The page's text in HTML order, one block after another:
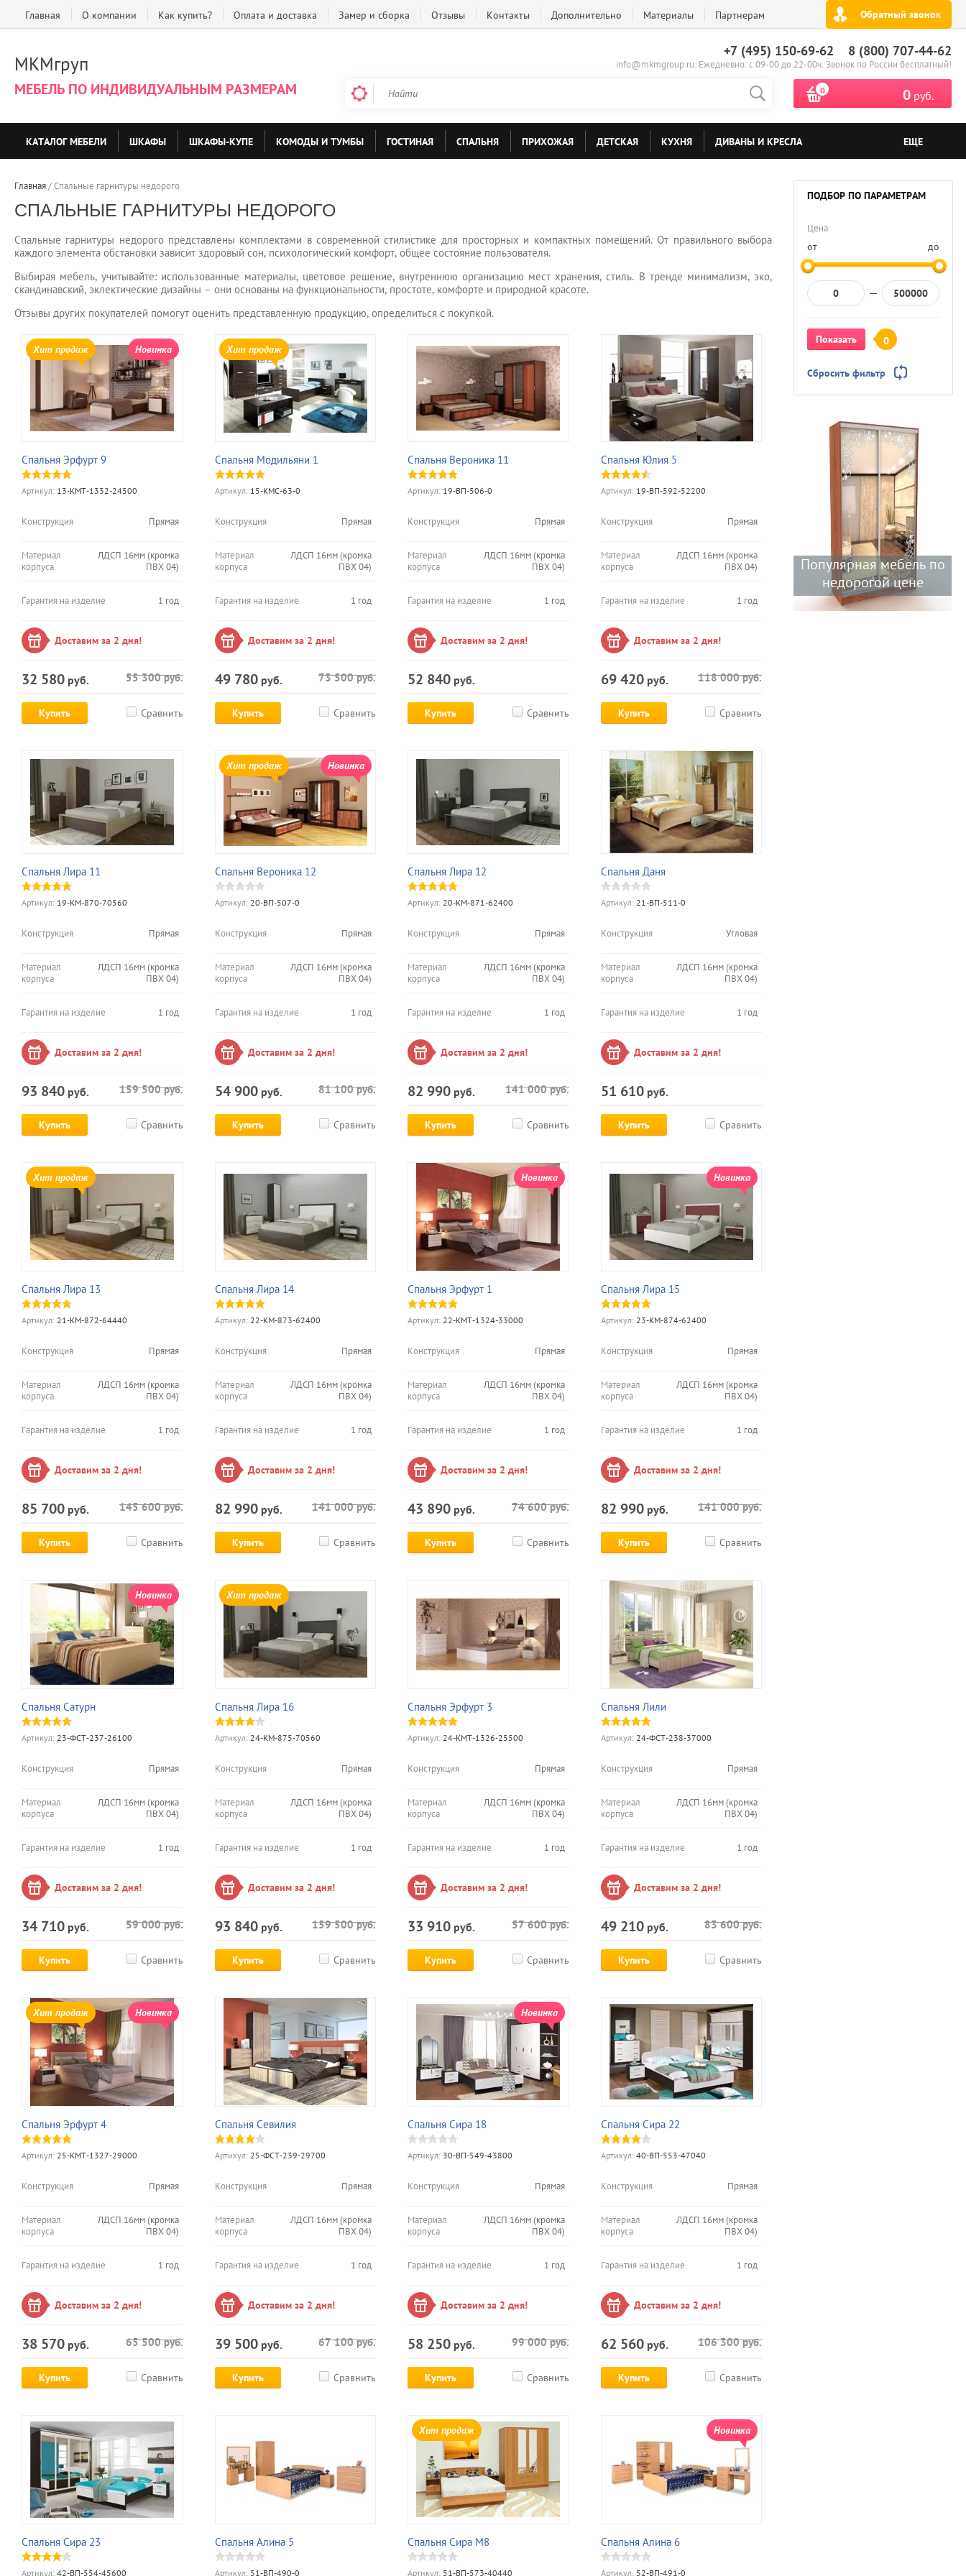
Главная О компании Как купить? Оплата и доставка Замер и сборка Отзывы Контакты Дополнительно Материалы Партнерам Обратный звонок
МКМгруп
МЕБЕЛЬ ПО ИНДИВИДУАЛЬНЫМ РАЗМЕРАМ
+7 (495) 150-69-62 8 (800) 707-44-62
info@mkmgroup.ru. Ежедневно: с 09-00 до 22-00ч. Звонок по России бесплатный!
0 0 руб.
КАТАЛОГ МЕБЕЛИ ШКАФЫ ШКАФЫ-КУПЕ КОМОДЫ И ТУМБЫ ГОСТИНАЯ СПАЛЬНЯ ПРИХОЖАЯ ДЕТСКАЯ КУХНЯ ДИВАНЫ И КРЕСЛА ЕЩЕ
ПОДБОР ПО ПАРАМЕТРАМ
Цена
от до
Показать 0
Сбросить фильтр
Популярная мебель по
недорогой цене
Главная / Спальные гарнитуры недорого
СПАЛЬНЫЕ ГАРНИТУРЫ НЕДОРОГО
Спальные гарнитуры недорого представлены комплектами в современной стилистике для просторных и компактных помещений. От правильного выбора
каждого элемента обстановки зависит здоровый сон, психологический комфорт, общее состояние пользователя.
Выбирая мебель, учитывайте: использованные материалы, цветовое решение, внутреннюю организацию мест хранения, стиль. В тренде минимализм, эко,
скандинавский, эклектические дизайны – они основаны на функциональности, простоте, комфорте и природной красоте.
Отзывы других покупателей помогут оценить представленную продукцию, определиться с покупкой.
Хит продаж Новинка
Спальня Эрфурт 9
Артикул: 13-КМТ-1332-24500
Конструкция Прямая
Материал
корпуса
ЛДСП 16мм (кромка
ПВХ 04)
Гарантия на изделие 1 год
Доставим за 2 дня!
32 580 руб. 55 300руб.
Купить Сравнить
Хит продаж
Спальня Модильяни 1
Артикул:15-КМС-63-0
Конструкция Прямая
Материал
корпуса
ЛДСП 16мм (кромка
ПВХ 04)
Гарантия на изделие 1 год
Доставим за 2 дня!
49 780руб. 73 500руб.
Купить Сравнить
Спальня Вероника 11
Артикул: 19-ВП-506-0
Конструкция Прямая
Материал
корпуса
ЛДСП 16мм (кромка
ПВХ 04)
Гарантия на изделие 1 год
Доставим за 2 дня!
52 840 руб.
Купить Сравнить
Спальня Юлия 5
Артикул:19-ВП-592-52200
Конструкция Прямая
Материал
корпуса
ЛДСП 16мм (кромка
ПВХ 04)
Гарантия на изделие 1 год
Доставим за 2 дня!
69 420руб. 118 000руб.
Купить Сравнить
Спальня Лира 11
Артикул: 19-КМ-870-70560
Конструкция Прямая
Материал
корпуса
ЛДСП 16мм (кромка
ПВХ 04)
Гарантия на изделие 1 год
Доставим за 2 дня!
93 840 руб. 159 500руб.
Купить Сравнить
Хит продаж Новинка
Спальня Вероника 12
Артикул:20-ВП-507-0
Конструкция Прямая
Материал
корпуса
ЛДСП 16мм (кромка
ПВХ 04)
Гарантия на изделие 1 год
Доставим за 2 дня!
54 900руб. 81 100руб.
Купить Сравнить
Спальня Лира 12
Артикул: 20-КМ-871-62400
Конструкция Прямая
Материал
корпуса
ЛДСП 16мм (кромка
ПВХ 04)
Гарантия на изделие 1 год
Доставим за 2 дня!
82 990 руб. 141 000руб.
Купить Сравнить
Спальня Даня
Артикул:21-ВП-511-0
Конструкция Угловая
Материал
корпуса
ЛДСП 16мм (кромка
ПВХ 04)
Гарантия на изделие 1 год
Доставим за 2 дня!
51 610руб.
Купить Сравнить
Хит продаж
Спальня Лира 13
Артикул: 21-КМ-872-64440
Конструкция Прямая
Материал
корпуса
ЛДСП 16мм (кромка
ПВХ 04)
Гарантия на изделие 1 год
Доставим за 2 дня!
85 700 руб. 145 600руб.
Купить Сравнить
Спальня Лира 14
Артикул:22-КМ-873-62400
Конструкция Прямая
Материал
корпуса
ЛДСП 16мм (кромка
ПВХ 04)
Гарантия на изделие 1 год
Доставим за 2 дня!
82 990руб. 141 000руб.
Купить Сравнить
Новинка
Спальня Эрфурт 1
Артикул: 22-КМТ-1324-33000
Конструкция Прямая
Материал
корпуса
ЛДСП 16мм (кромка
ПВХ 04)
Гарантия на изделие 1 год
Доставим за 2 дня!
43 890 руб. 74 600руб.
Купить Сравнить
Новинка
Спальня Лира 15
Артикул:23-КМ-874-62400
Конструкция Прямая
Материал
корпуса
ЛДСП 16мм (кромка
ПВХ 04)
Гарантия на изделие 1 год
Доставим за 2 дня!
82 990руб. 141 000руб.
Купить Сравнить
Новинка
Спальня Сатурн
Артикул: 23-ФСТ-237-26100
Конструкция Прямая
Материал
корпуса
ЛДСП 16мм (кромка
ПВХ 04)
Гарантия на изделие 1 год
Доставим за 2 дня!
34 710 руб. 59 000руб.
Купить Сравнить
Хит продаж
Спальня Лира 16
Артикул:24-КМ-875-70560
Конструкция Прямая
Материал
корпуса
ЛДСП 16мм (кромка
ПВХ 04)
Гарантия на изделие 1 год
Доставим за 2 дня!
93 840руб. 159 500руб.
Купить Сравнить
Спальня Эрфурт 3
Артикул: 24-КМТ-1326-25500
Конструкция Прямая
Материал
корпуса
ЛДСП 16мм (кромка
ПВХ 04)
Гарантия на изделие 1 год
Доставим за 2 дня!
33 910 руб. 57 600руб.
Купить Сравнить
Спальня Лили
Артикул:24-ФСТ-238-37000
Конструкция Прямая
Материал
корпуса
ЛДСП 16мм (кромка
ПВХ 04)
Гарантия на изделие 1 год
Доставим за 2 дня!
49 210руб. 83 600руб.
Купить Сравнить
Хит продаж Новинка
Спальня Эрфурт 4
Артикул: 25-КМТ-1327-29000
Конструкция Прямая
Материал
корпуса
ЛДСП 16мм (кромка
ПВХ 04)
Гарантия на изделие 1 год
Доставим за 2 дня!
38 570 руб. 65 500руб.
Купить Сравнить
Спальня Севилия
Артикул:25-ФСТ-239-29700
Конструкция Прямая
Материал
корпуса
ЛДСП 16мм (кромка
ПВХ 04)
Гарантия на изделие 1 год
Доставим за 2 дня!
39 500руб. 67 100руб.
Купить Сравнить
Новинка
Спальня Сира 18
Артикул: 30-ВП-549-43800
Конструкция Прямая
Материал
корпуса
ЛДСП 16мм (кромка
ПВХ 04)
Гарантия на изделие 1 год
Доставим за 2 дня!
58 250 руб. 99 000руб.
Купить Сравнить
Спальня Сира 22
Артикул:40-ВП-553-47040
Конструкция Прямая
Материал
корпуса
ЛДСП 16мм (кромка
ПВХ 04)
Гарантия на изделие 1 год
Доставим за 2 дня!
62 560руб. 106 300руб.
Купить Сравнить
Спальня Сира 23
Артикул: 42-ВП-554-45600
Спальня Алина 5
Артикул:51-ВП-490-0
Хит продаж
Спальня Сира М8
Артикул: 51-ВП-573-40440
Новинка
Спальня Алина 6
Артикул:52-ВП-491-0